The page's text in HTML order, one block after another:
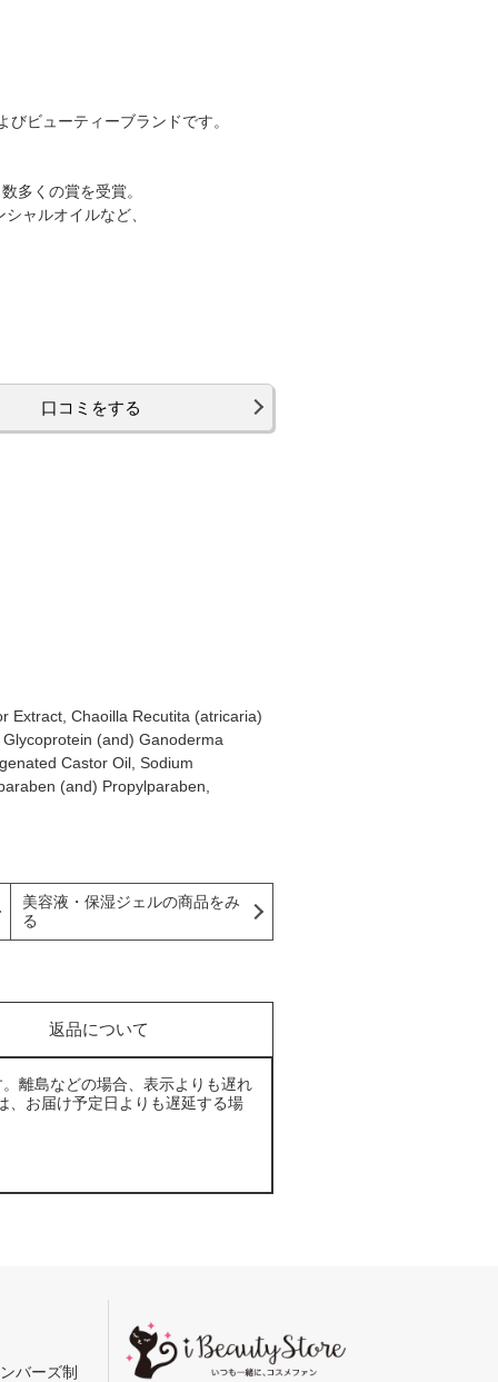
ビューティーブランドです。
多くの賞を受賞。
ャルオイルなど、
口コミをする
Extract, Chaoilla Recutita (atricaria)
(and) Ganoderma
Castor Oil, Sodium
(and) Propylparaben,
美容液・保湿ジェルの商品をみ
る
返品について
離島などの場合、表示よりも遅れ
、お届け予定日よりも遅延する場
バーズ制